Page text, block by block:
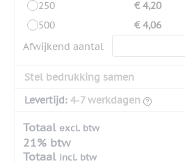
250
€ 4,20
500
€ 4,06
Afwijkend aantal
Stel bedrukking samen
Levertijd: 4-7 werkdagen
Totaal excl. btw
21% btw
Totaal incl. btw